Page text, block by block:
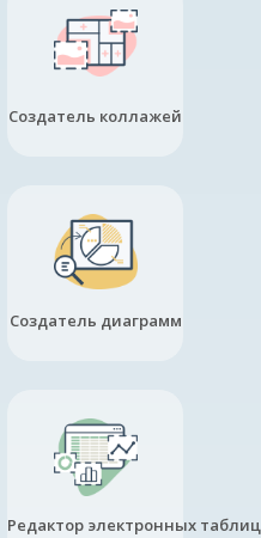
Создатель коллажей
Создатель диаграмм
Редактор электронных таблиц